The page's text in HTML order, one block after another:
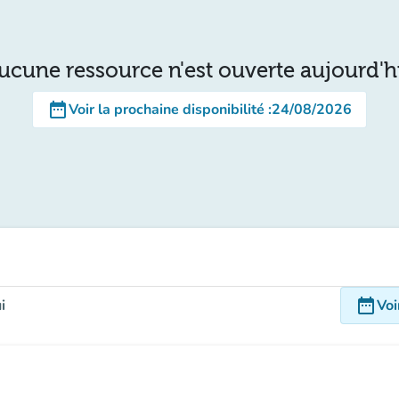
ressource n'est ouverte
date_rangeVoir la prochaine disponibilité :24/08/2026
date_range